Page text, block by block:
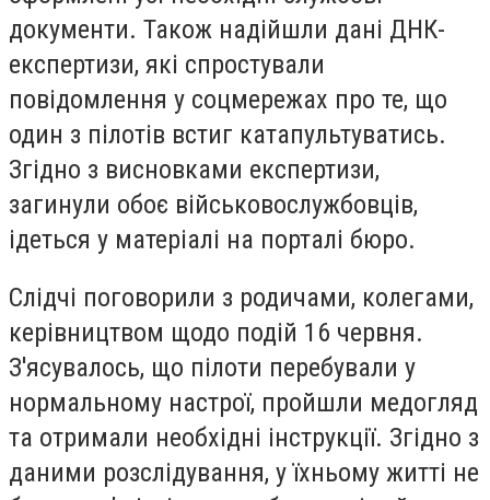
документи. Також надійшли дані ДНК-
експертизи, які спростували
повідомлення у соцмережах про те, що
один з пілотів встиг катапультуватись.
Згідно з висновками експертизи,
загинули обоє військовослужбовців,
ідеться у матеріалі на порталі бюро.
Слідчі поговорили з родичами, колегами,
керівництвом щодо подій 16 червня.
З'ясувалось, що пілоти перебували у
нормальному настрої, пройшли медогляд
та отримали необхідні інструкції. Згідно з
даними розслідування, у їхньому житті не